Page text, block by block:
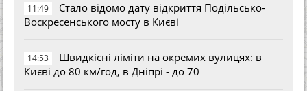
11:49
Стало відомо дату відкриття Подільсько-
Воскресенського мосту в Києві
14:53
Швидкісні ліміти на окремих вулицях: в
Києві до 80 км/год, в Дніпрі - до 70